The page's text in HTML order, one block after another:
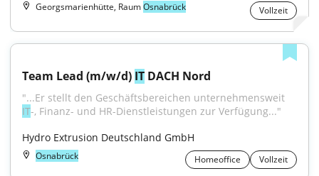
Georgsmarienhütte, RaumOsnabrück Vollzeit
Team Lead (m/w/d) IT DACH Nord
IT-, Finanz- und HR-Dienstleistungen zur Verfügung..."
Hydro Extrusion Deutschland GmbH
Osnabrück Homeoffice Vollzeit